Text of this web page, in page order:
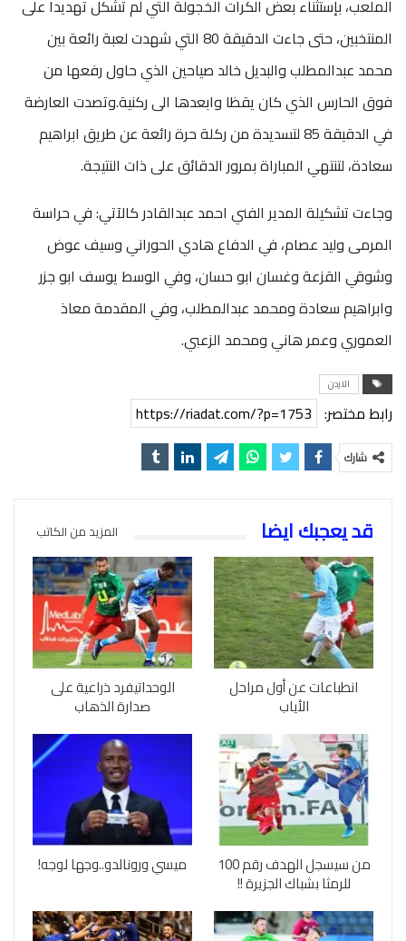
الملعب، بإستثناء بعض الكرات الخجولة التي لم تشكل تهديدا على
المنتخبين، حتى جاءت الدقيقة 80 التي شهدت لعبة رائعة بين
محمد عبدالمطلب والبديل خالد صياحين الذي حاول رفعها من
فوق الحارس الذي كان يقظا وابعدها الى ركنية.وتصدت العارضة
في الدقيقة 85 لتسديدة من ركلة حرة رائعة عن طريق ابراهيم
سعادة، لتنتهي المباراة بمرور الدقائق على ذات النتيجة.
وجاءت تشكيلة المدير الفني احمد عبدالقادر كالآتي: في حراسة
المرمى وليد عصام، في الدفاع هادي الحوراني وسيف عوض
وشوقي القزعة وغسان ابو حسان، وفي الوسط يوسف ابو جزر
وابراهيم سعادة ومحمد عبدالمطلب، وفي المقدمة معاذ
العموري وعمر هاني ومحمد الزعبي.
الاردن
رابط مختصر: https://riadat.com/?p=1753
شارك
قد يعجبك ايضا المزيد من الكاتب
انطباعات عن أول مراحل
الأياب
الوحداتيفرد ذراعية على
صدارة الذهاب
من سيسجل الهدف رقم 100
للرمثا بشباك الجزيرة !!
ميسي ورونالدو..وجها لوجه!